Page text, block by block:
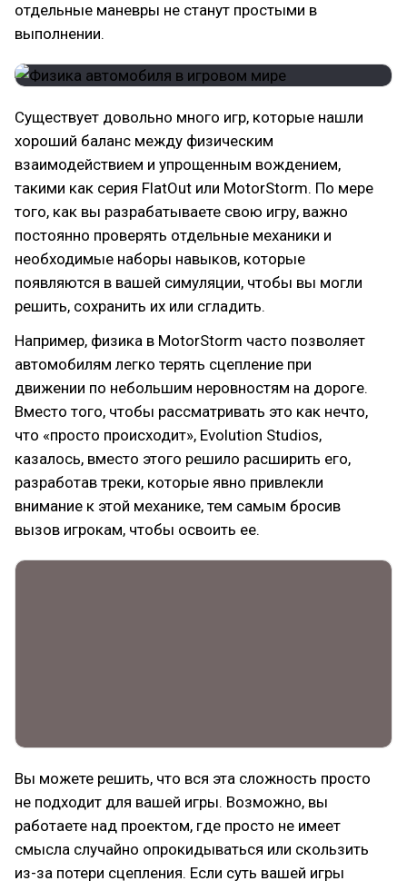
отдельные маневры не станут простыми в
выполнении.
Существует довольно много игр, которые нашли
хороший баланс между физическим
взаимодействием и упрощенным вождением,
такими как серия FlatOut или MotorStorm. По мере
того, как вы разрабатываете свою игру, важно
постоянно проверять отдельные механики и
необходимые наборы навыков, которые
появляются в вашей симуляции, чтобы вы могли
решить, сохранить их или сгладить.
Например, физика в MotorStorm часто позволяет
автомобилям легко терять сцепление при
движении по небольшим неровностям на дороге.
Вместо того, чтобы рассматривать это как нечто,
что «просто происходит», Evolution Studios,
казалось, вместо этого решило расширить его,
разработав треки, которые явно привлекли
внимание к этой механике, тем самым бросив
вызов игрокам, чтобы освоить ее.
Вы можете решить, что вся эта сложность просто
не подходит для вашей игры. Возможно, вы
работаете над проектом, где просто не имеет
смысла случайно опрокидываться или скользить
из-за потери сцепления. Если суть вашей игры